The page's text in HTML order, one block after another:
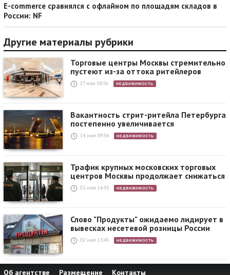
E-commerce сравнялся с офлайном по площадям складов в
России: NF
Другие материалы рубрики
Торговые центры Москвы стремительно
пустеют из-за оттока ритейлеров
17 июл 08:56 НЕДВИЖИМОСТЬ
Вакантность стрит-ритейла Петербурга
постепенно увеличивается
14 июл 09:54 НЕДВИЖИМОСТЬ
Трафик крупных московских торговых
центров Москвы продолжает снижаться
02 июл 14:33 НЕДВИЖИМОСТЬ
Слово "Продукты" ожидаемо лидирует в
вывесках несетевой розницы России
02 июл 13:45 НЕДВИЖИМОСТЬ
Об агентстве Размещение Контакты